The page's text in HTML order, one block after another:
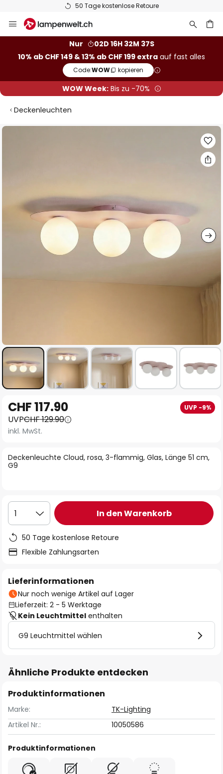
50 Tage kostenlose Retoure
Inhalt
Nur
02D 16H 32M 36S
10% ab CHF 149 & 13% ab CHF 199 extra auf fast alles
Code:WOW kopieren
WOW Week:Bis zu -70%
Deckenleuchten
Zum
Anfang
der
Bildgalerie
Deckenleuchte Cloud, rosa, 3-flammig, Glas, Länge 51 cm,
G9
CHF 117.90 UVP -9%
UVPCHF 129.90
inkl. MwSt.
1 In den Warenkorb
50 Tage kostenlose Retoure
Flexible Zahlungsarten
Lieferinformationen
Nur noch wenige Artikel auf Lager
Lieferzeit: 2 - 5 Werktage
Kein Leuchtmittel enthalten
G9 Leuchtmittel wählen
Ähnliche Produkte entdecken
Produktinformationen
Marke:
TK-Lighting
Artikel Nr.:
10050586
Produktinformationen